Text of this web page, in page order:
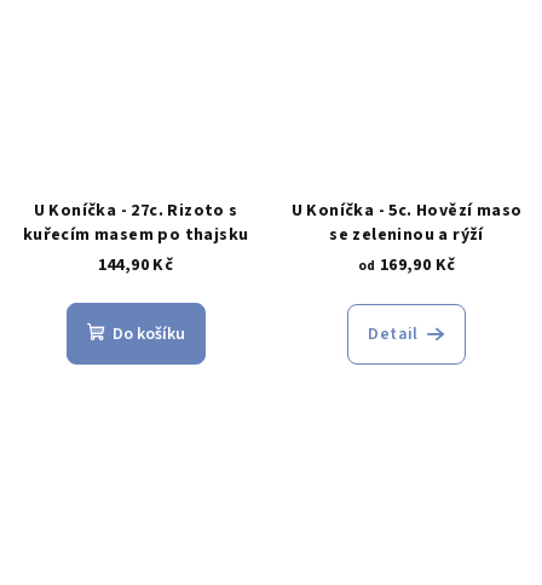
U Koníčka - 27c. Rizoto s
kuřecím masem po thajsku
144,90 Kč
Do košíku
U Koníčka - 5c. Hovězí maso
se zeleninou a rýží
od 169,90 Kč
Detail